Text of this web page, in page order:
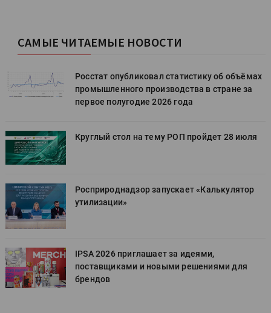
САМЫЕ ЧИТАЕМЫЕ НОВОСТИ
Росстат опубликовал статистику об объёмах
промышленного производства в стране за
первое полугодие 2026 года
Круглый стол на тему РОП пройдет 28 июля
Росприроднадзор запускает «Калькулятор
утилизации»
IPSA 2026 приглашает за идеями,
поставщиками и новыми решениями для
брендов